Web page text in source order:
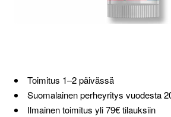
Toimitus 1–2 päivässä
Suomalainen perheyritys vuodesta
Ilmainen toimitus yli 79€ tilauksiin